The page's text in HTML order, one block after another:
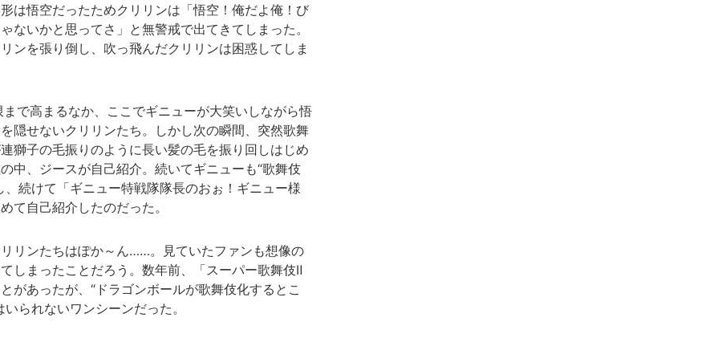
は悟空だったためクリリンは「悟空！俺だよ俺！び
ないかと思ってさ」と無警戒で出てきてしまった。
ンを張り倒し、吹っ飛んだクリリンは困惑してしま
で高まるなか、ここでギニューが大笑いしながら悟
隠せないクリリンたち。しかし次の瞬間、突然歌舞
獅子の毛振りのように長い髪の毛を振り回しはじめ
中、ジースが自己紹介。続いてギニューも“歌舞伎
続けて「ギニュー特戦隊隊長のおぉ！ギニュー様
て自己紹介したのだった。
リンたちはぽか～ん……。見ていたファンも想像の
しまったことだろう。数年前、「スーパー歌舞伎Ⅱ
があったが、“ドラゴンボールが歌舞伎化するとこ
られないワンシーンだった。